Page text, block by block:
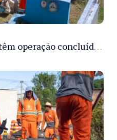
Cemitérios de Manaus têm operação concluída e estrutura pronta para receber famílias no Dia dos Pais